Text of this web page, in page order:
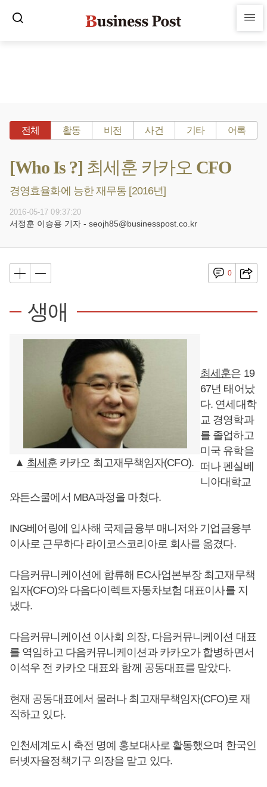
전체 활동 비전 사건 기타 어록
[Who Is ?] 최세훈 카카오 CFO
경영효율화에 능한 재무통 [2016년]
2016-05-17 09:37:20
서정훈 이승용 기자 - seojh85@businesspost.co.kr
0
생애
▲ 최세훈 카카오 최고재무책임자(CFO).
최세훈은 19
67년 태어났
다. 연세대학
교 경영학과
를 졸업하고
미국 유학을
떠나 펜실베
니아대학교
와튼스쿨에서 MBA과정을 마쳤다.
ING베어링에 입사해 국제금융부 매니저와 기업금융부
이사로 근무하다 라이코스코리아로 회사를 옮겼다.
다음커뮤니케이션에 합류해 EC사업본부장 최고재무책
임자(CFO)와 다음다이렉트자동차보험 대표이사를 지
냈다.
다음커뮤니케이션 이사회 의장, 다음커뮤니케이션 대표
를 역임하고 다음커뮤니케이션과 카카오가 합병하면서
이석우 전 카카오 대표와 함께 공동대표를 맡았다.
현재 공동대표에서 물러나 최고재무책임자(CFO)로 재
직하고 있다.
인천세계도시 축전 명예 홍보대사로 활동했으며 한국인
터넷자율정책기구 의장을 맡고 있다.